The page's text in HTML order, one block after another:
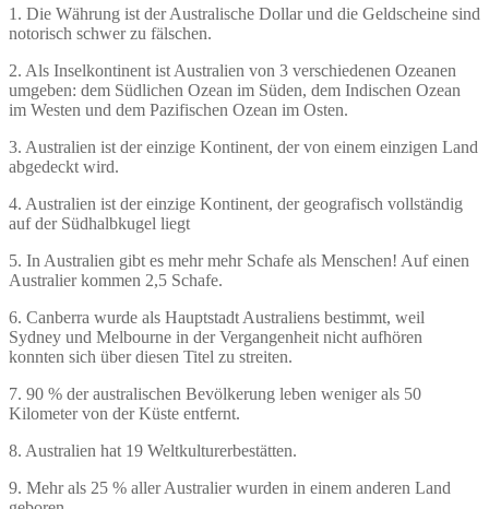
1. Die Währung ist der Australische Dollar und die Geldscheine sind
notorisch schwer zu fälschen.
2. Als Inselkontinent ist Australien von 3 verschiedenen Ozeanen
umgeben: dem Südlichen Ozean im Süden, dem Indischen Ozean
im Westen und dem Pazifischen Ozean im Osten.
3. Australien ist der einzige Kontinent, der von einem einzigen Land
abgedeckt wird.
4. Australien ist der einzige Kontinent, der geografisch vollständig
auf der Südhalbkugel liegt
5. In Australien gibt es mehr mehr Schafe als Menschen! Auf einen
Australier kommen 2,5 Schafe.
6. Canberra wurde als Hauptstadt Australiens bestimmt, weil
Sydney und Melbourne in der Vergangenheit nicht aufhören
konnten sich über diesen Titel zu streiten.
7. 90 % der australischen Bevölkerung leben weniger als 50
Kilometer von der Küste entfernt.
8. Australien hat 19 Weltkulturerbestätten.
9. Mehr als 25 % aller Australier wurden in einem anderen Land